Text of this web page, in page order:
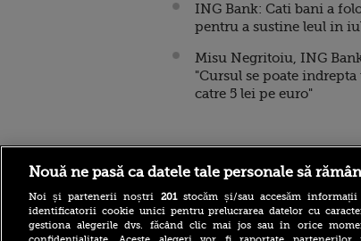
ING Bank: Cati bani a
pentru a sustine leul in
Misu Negritoiu, ING
"Cursul se poate indrepta
catre 5 lei pe euro"
Stirileprotv.ro
Nouă ne pasă ca datele tale personale să
Noi și partenerii noștri 201stocăm și/sau accesăm
identificatorii cookie unici pentru prelucrarea datelor cu
gestiona alegerile dvs. făcând clic mai jos sau în orice